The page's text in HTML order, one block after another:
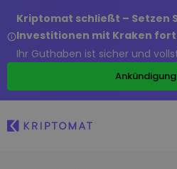
Kriptomat schließt – Setzen
Investitionen mit Kraken
Ihr Guthaben ist sicher und